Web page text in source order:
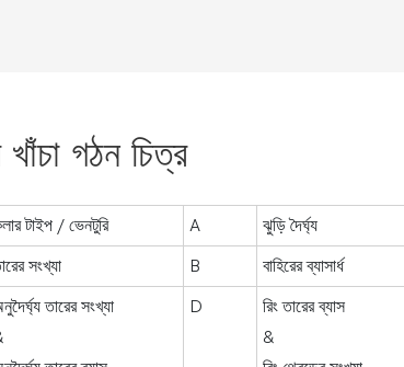
খাঁচা গঠন চিত্র
টাইপ / ভেনটুরি A ঝুড়ি দৈর্ঘ্য
সংখ্যা B বাহিরের ব্যাসার্ধ
তারের সংখ্যা
D
রিং তারের ব্যাস
&